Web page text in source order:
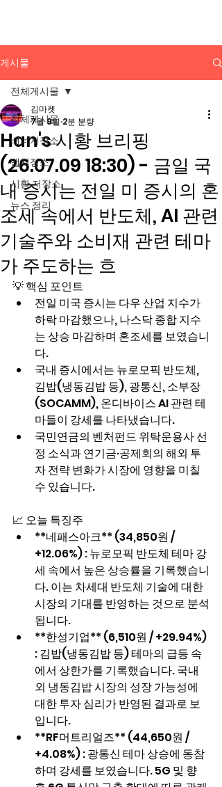
게시물
전체게시물
배너저장소
앱저장소
시황 저장소
뉴스 정리
전체게시물
Han's 시황 브리핑
(26.07.09 18:30) - 금일 국
내 증시는 전일 미 증시의 혼
조세 속에서 반도체, AI 관련
기술주와 소비재 관련 테마
가 주도하는 흐
김마켓
7월 9일 2분 분량
💡 핵심 포인트
전일 미국 증시는 다우 산업 지수가
하락 마감했으나, 나스닥 종합 지수
는 상승 마감하며 혼조세를 보였습니
다.
국내 증시에서는 뉴로모픽 반도체,
김밥(냉동김밥 등), 광통신, 소부장
(SOCAMM), 온디바이스 AI 관련 테
마들이 강세를 나타냈습니다.
국민연금의 벤처펀드 위탁운용사 선
정 소식과 연기금·공제회의 해외 투
자 전략 변화가 시장에 영향을 미칠
수 있습니다.
📈 오늘 특징주
**네패스아크** (34,850원 /
+12.06%) : 뉴로모픽 반도체 테마 강
세 속에서 높은 상승률을 기록했습니
다. 이는 차세대 반도체 기술에 대한
시장의 기대를 반영하는 것으로 분석
됩니다.
**한성기업** (6,510원 / +29.94%)
: 김밥(냉동김밥 등) 테마의 급등 속
에서 상한가를 기록했습니다. 국내
외 냉동김밥 시장의 성장 가능성에
대한 투자 심리가 반영된 결과로 보
입니다.
**RF머트리얼즈** (44,650원 /
+4.08%) : 광통신 테마 상승에 동참
하며 강세를 보였습니다. 5G 및 향